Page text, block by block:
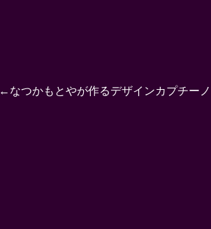
←なつかもとやが作るデザインカプチー